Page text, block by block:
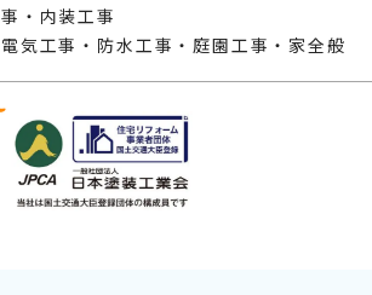
事・内装工事
電気工事・防水工事・庭園工事・家全般